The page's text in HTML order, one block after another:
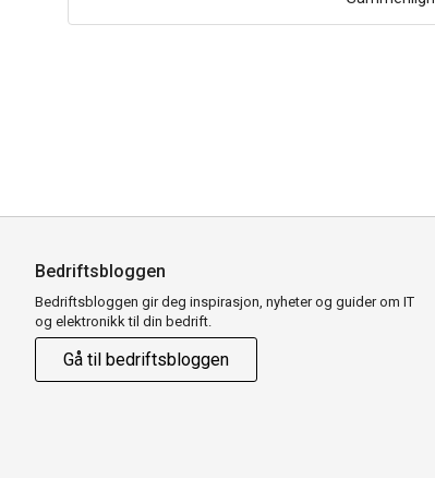
Bedriftsbloggen
Bedriftsbloggen gir deg inspirasjon, nyheter og guider om IT
og elektronikk til din bedrift.
Gå til bedriftsbloggen